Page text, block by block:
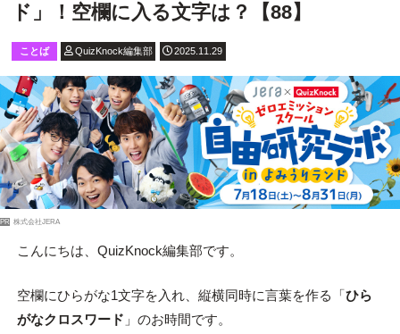
ド」！空欄に入る文字は？【88】
ことば QuizKnock編集部 2025.11.29
PR 株式会社JERA
こんにちは、QuizKnock編集部です。
空欄にひらがな1文字を入れ、縦横同時に言葉を作る「ひら
がなクロスワード 」のお時間です。